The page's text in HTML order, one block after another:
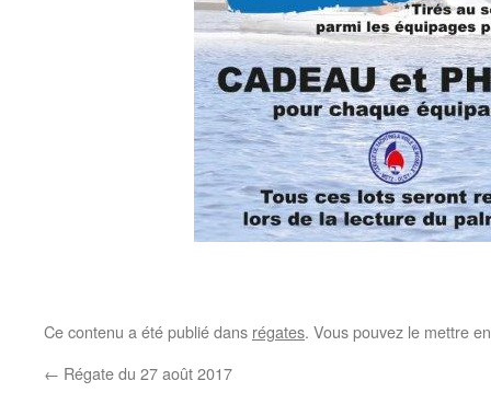
Ce contenu a été publié dans régates. Vous pouvez le mettre
← Régate du 27 août 2017